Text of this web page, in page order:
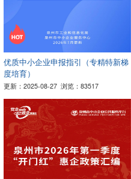
优质中小企业申报指引（专精特新梯
度培育）
更新：2025-08-27 浏览：83517